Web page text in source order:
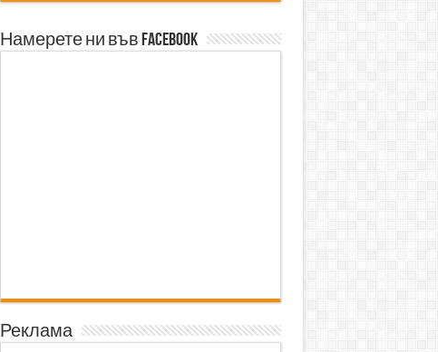
Намерете ни във Facebook
Реклама